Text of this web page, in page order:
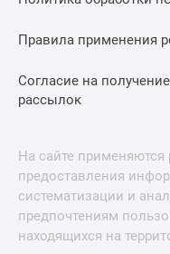
Правила применения
Согласие на
рассылок
На сайте
предоставления
систематизации и
предпочтениям
находящихся на